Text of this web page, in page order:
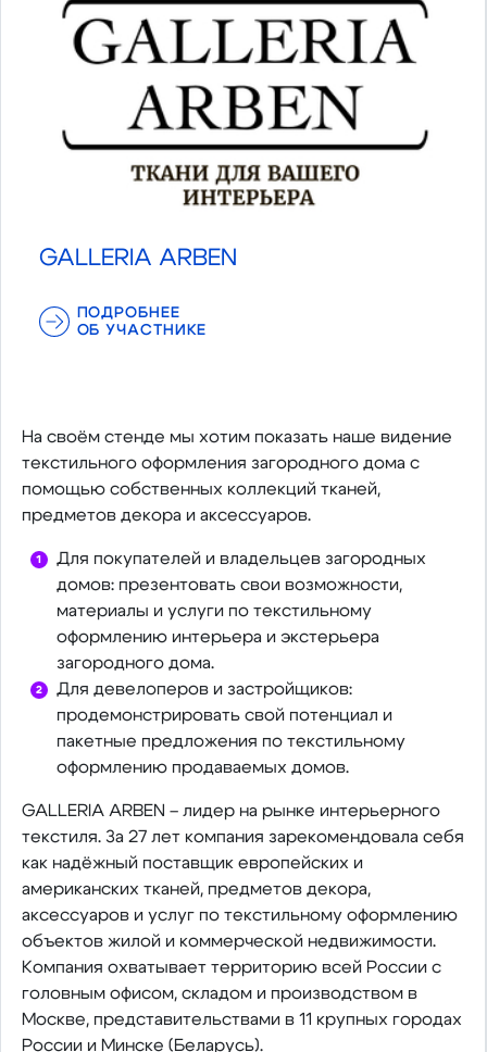
GALLERIA ARBEN
ПОДРОБНЕЕ
ОБ УЧАСТНИКЕ
На своём стенде мы хотим показать наше видение
текстильного оформления загородного дома с
помощью собственных коллекций тканей,
предметов декора и аксессуаров.
Для покупателей и владельцев загородных
домов: презентовать свои возможности,
материалы и услуги по текстильному
оформлению интерьера и экстерьера
загородного дома.
Для девелоперов и застройщиков:
продемонстрировать свой потенциал и
пакетные предложения по текстильному
оформлению продаваемых домов.
GALLERIA ARBEN – лидер на рынке интерьерного
текстиля. За 27 лет компания зарекомендовала себя
как надёжный поставщик европейских и
американских тканей, предметов декора,
аксессуаров и услуг по текстильному оформлению
объектов жилой и коммерческой недвижимости.
Компания охватывает территорию всей России с
головным офисом, складом и производством в
Москве, представительствами в 11 крупных городах
России и Минске (Беларусь).